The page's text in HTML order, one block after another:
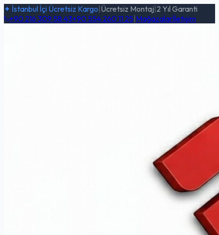
✦ İstanbul İçi Ücretsiz Kargo Ücretsiz Montaj 2 Yıl Garanti
+90 216 309 58 43+90 554 260 11 25 Mağazalarİletişim